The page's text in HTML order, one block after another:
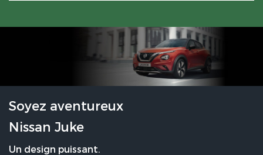
Soyez aventureux
Nissan Juke
Un design puissant.